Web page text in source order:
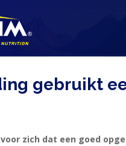
gebruikt
zich dat een goed